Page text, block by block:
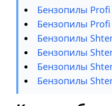
Бензопилы Profi
Бензопилы
Бензопилы
Бензопилы
Бензопилы
Бензопилы